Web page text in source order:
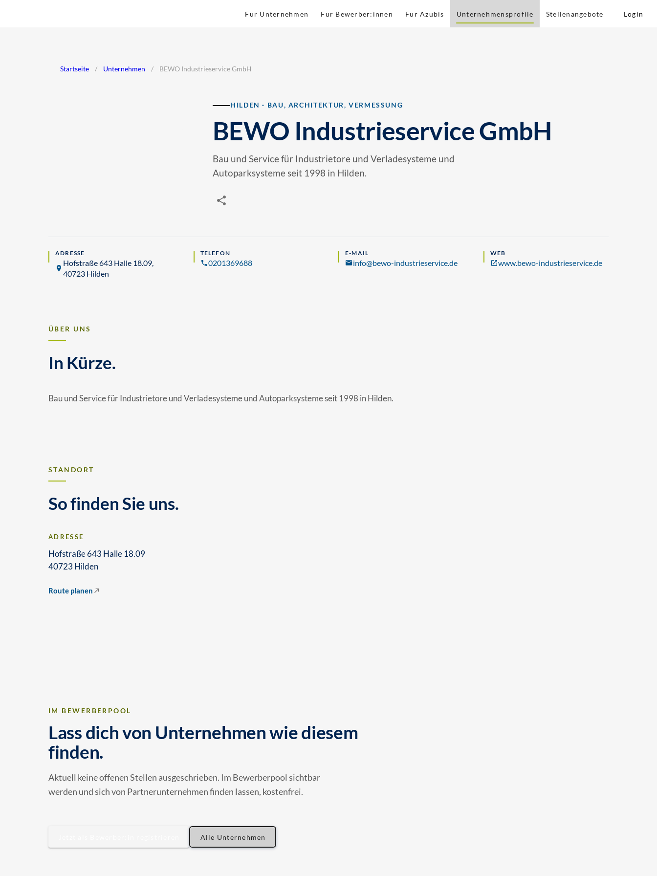
Für Unternehmen Für Bewerber:innen Für Azubis Unternehmensprofile Stellenangebote Login
Startseite / Unternehmen / BEWO Industrieservice GmbH
HILDEN · BAU, ARCHITEKTUR, VERMESSUNG
BEWO Industrieservice GmbH
Bau und Service für Industrietore und Verladesysteme und
Autoparksysteme seit 1998 in Hilden.
ADRESSE
Hofstraße 643 Halle 18.09,
40723 Hilden
TELEFON
0201369688
E-MAIL
info@bewo-industrieservice.de
WEB
www.bewo-industrieservice.de
ÜBER UNS
In Kürze.
Bau und Service für Industrietore und Verladesysteme und Autoparksysteme seit 1998 in Hilden.
STANDORT
So finden Sie uns.
ADRESSE
Hofstraße 643 Halle 18.09
40723 Hilden
Route planen
IM BEWERBERPOOL
Lass dich von Unternehmen wie diesem
finden.
Aktuell keine offenen Stellen ausgeschrieben. Im Bewerberpool sichtbar
werden und sich von Partnerunternehmen finden lassen, kostenfrei.
Alle Unternehmen